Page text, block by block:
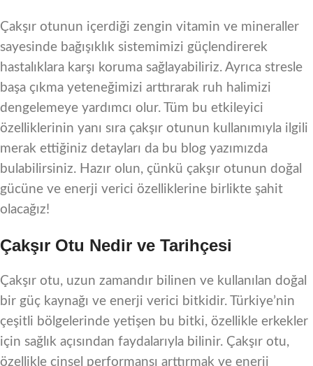
Çakşır otunun içerdiği zengin vitamin ve mineraller
sayesinde bağışıklık sistemimizi güçlendirerek
hastalıklara karşı koruma sağlayabiliriz. Ayrıca stresle
başa çıkma yeteneğimizi arttırarak ruh halimizi
dengelemeye yardımcı olur. Tüm bu etkileyici
özelliklerinin yanı sıra çakşır otunun kullanımıyla ilgili
merak ettiğiniz detayları da bu blog yazımızda
bulabilirsiniz. Hazır olun, çünkü çakşır otunun doğal
gücüne ve enerji verici özelliklerine birlikte şahit
olacağız!
Çakşır Otu Nedir ve Tarihçesi
Çakşır otu, uzun zamandır bilinen ve kullanılan doğal
bir güç kaynağı ve enerji verici bitkidir. Türkiye’nin
çeşitli bölgelerinde yetişen bu bitki, özellikle erkekler
için sağlık açısından faydalarıyla bilinir. Çakşır otu,
özellikle cinsel performansı arttırmak ve enerji